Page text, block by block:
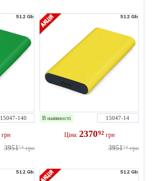
15047-140
грн
395154 грн
В наявності 15047-14
Ціна: 237092 грн
395154 грн